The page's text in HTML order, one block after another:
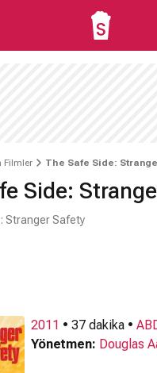
Filmler The Safe Side:
Side:
Stranger Safety
2011 • 37 dakika •
Yönetmen: Douglas